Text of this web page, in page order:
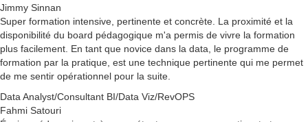
Jimmy Sinnan
Super formation intensive, pertinente et concrète. La proximité et la
disponibilité du board pédagogique m'a permis de vivre la formation
plus facilement. En tant que novice dans la data, le programme de
formation par la pratique, est une technique pertinente qui me permet
de me sentir opérationnel pour la suite.
Data Analyst/Consultant BI/Data Viz/RevOPS
Fahmi Satouri